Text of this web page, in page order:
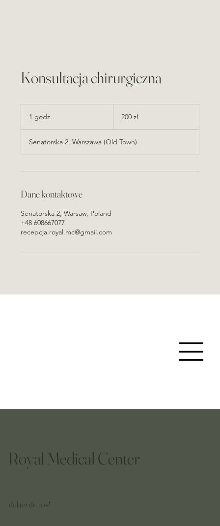
Konsultacja chirurgiczna
1 godz.
d
z
polskich
200 zł
Senatorska 2, Warszawa (Old Town)
Dane kontaktowe
Senatorska 2, Warsaw, Poland
+48 608667077
recepcja.royal.mc@gmail.com
Royal Medical Center
dołącz do nas!